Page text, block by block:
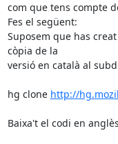
com que tens compte
Fes el següent:
Suposem que has
còpia de la
versió en català al
hg clone http://
Baixa't el codi en